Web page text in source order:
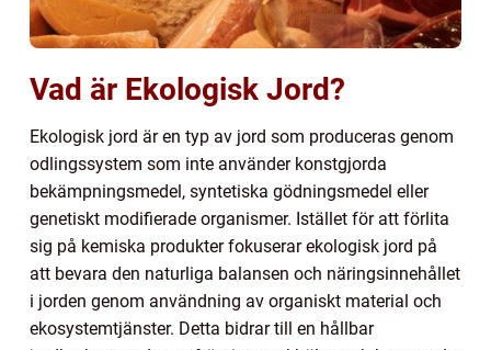
Vad är Ekologisk Jord?
Ekologisk jord är en typ av jord som produceras genom
odlingssystem som inte använder konstgjorda
bekämpningsmedel, syntetiska gödningsmedel eller
genetiskt modifierade organismer. Istället för att förlita
sig på kemiska produkter fokuserar ekologisk jord på
att bevara den naturliga balansen och näringsinnehållet
i jorden genom användning av organiskt material och
ekosystemtjänster. Detta bidrar till en hållbar